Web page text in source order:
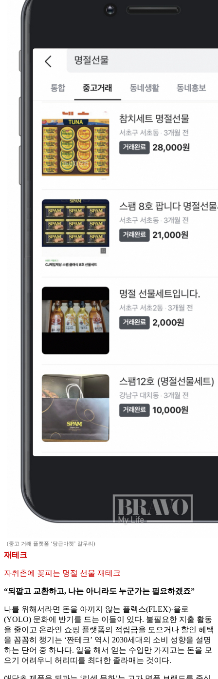
(중고 거래 플랫폼 ‘당근마켓’ 갈무리)
재테크
자취촌에 꽃피는 명절 선물 재테크
“되팔고 교환하고, 나는 아니라도 누군가는 필요하겠죠”
나를 위해서라면 돈을 아끼지 않는 플렉스(FLEX)·욜로
(YOLO) 문화에 반기를 드는 이들이 있다. 불필요한 지출 활동
을 줄이고 온라인 쇼핑 플랫폼의 적립금을 모으거나 할인 혜택
을 꼼꼼히 챙기는 ‘짠테크’ 역시 2030세대의 소비 성향을 설명
하는 단어 중 하나다. 일을 해서 얻는 수입만 가지고는 돈을 모
으기 어려우니 허리띠를 최대한 졸라매는 것이다.